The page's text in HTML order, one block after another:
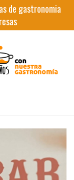
de gastronomia